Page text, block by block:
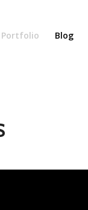
Portfolio Blog